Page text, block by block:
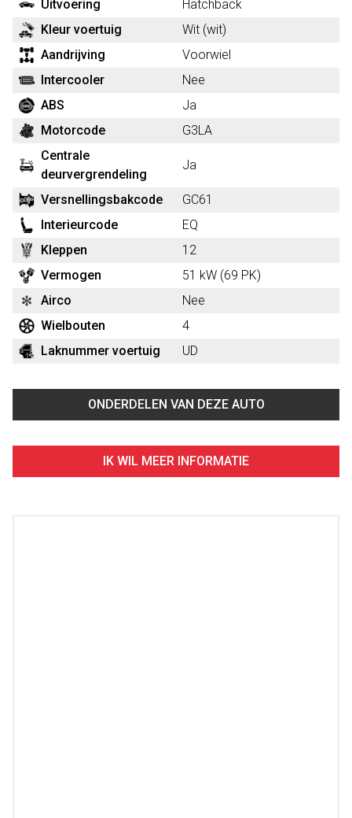
Uitvoering
Hatchback
Kleur voertuig
Wit (wit)
Aandrijving
Voorwiel
Intercooler
Nee
ABS
Ja
Motorcode
G3LA
Centrale
deurvergrendeling
Ja
Versnellingsbakcode
GC61
Interieurcode
EQ
Kleppen
12
Vermogen
51 kW (69 PK)
Airco
Nee
Wielbouten
4
Laknummer voertuig
UD
ONDERDELEN VAN DEZE AUTO
IK WIL MEER INFORMATIE